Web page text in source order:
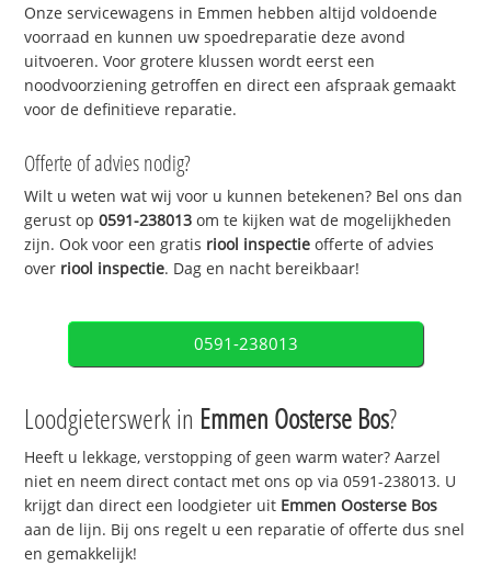
Onze servicewagens in Emmen hebben altijd voldoende
voorraad en kunnen uw spoedreparatie deze avond
uitvoeren. Voor grotere klussen wordt eerst een
noodvoorziening getroffen en direct een afspraak gemaakt
voor de definitieve reparatie.
Offerte of advies nodig?
Wilt u weten wat wij voor u kunnen betekenen? Bel ons dan
gerust op0591-238013 om te kijken wat de mogelijkheden
zijn. Ook voor een gratis riool inspectie offerte of advies
over riool inspectie. Dag en nacht bereikbaar!
0591-238013
Loodgieterswerk in Emmen Oosterse Bos?
Heeft u lekkage, verstopping of geen warm water? Aarzel
niet en neem direct contact met ons op via 0591-238013. U
krijgt dan direct een loodgieter uit Emmen Oosterse Bos
aan de lijn. Bij ons regelt u een reparatie of offerte dus snel
en gemakkelijk!